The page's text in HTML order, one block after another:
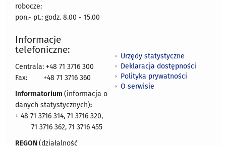
robocze:
pon.- pt.: godz. 8.00 - 15.00
Informacje
telefoniczne:
Centrala: +48 71 3716 300
Fax:
+48 71 3716 360
Informatorium (informacja o
danych statystycznych):
+ 48 71 3716 314, 71 3716 320,
71 3716 362, 71 3716 455
REGON(działalność
Urzędy statystyczne
Deklaracja dostępności
Polityka prywatności
O serwisie